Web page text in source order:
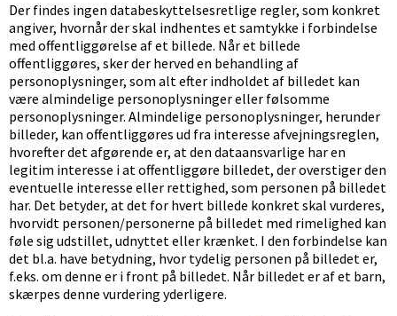
Der findes ingen databeskyttelsesretlige regler, som konkret
angiver, hvornår der skal indhentes et samtykke i forbindelse
med offentliggørelse af et billede. Når et billede
offentliggøres, sker der herved en behandling af
personoplysninger, som alt efter indholdet af billedet kan
være almindelige personoplysninger eller følsomme
personoplysninger. Almindelige personoplysninger, herunder
billeder, kan offentliggøres ud fra interesse afvejningsreglen,
hvorefter det afgørende er, at den dataansvarlige har en
legitim interesse i at offentliggøre billedet, der overstiger den
eventuelle interesse eller rettighed, som personen på billedet
har. Det betyder, at det for hvert billede konkret skal vurderes,
hvorvidt personen/personerne på billedet med rimelighed kan
føle sig udstillet, udnyttet eller krænket. I den forbindelse kan
det bl.a. have betydning, hvor tydelig personen på billedet er,
f.eks. om denne er i front på billedet. Når billedet er af et barn,
skærpes denne vurdering yderligere.